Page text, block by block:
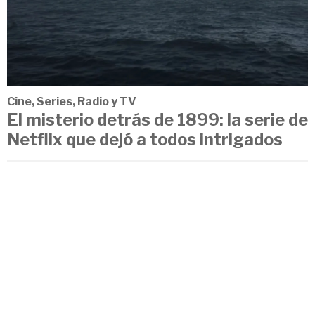
Cine, Series, Radio y TV
El misterio detrás de 1899: la serie de
Netflix que dejó a todos intrigados